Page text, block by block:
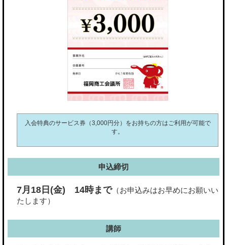
入会特典のサービス券（3,000円分）をお持ちの方はご利用が可能で
す。
申込締切
7月18日(金) 14時まで（お申込みはお早めにお願いい
たします）
講師